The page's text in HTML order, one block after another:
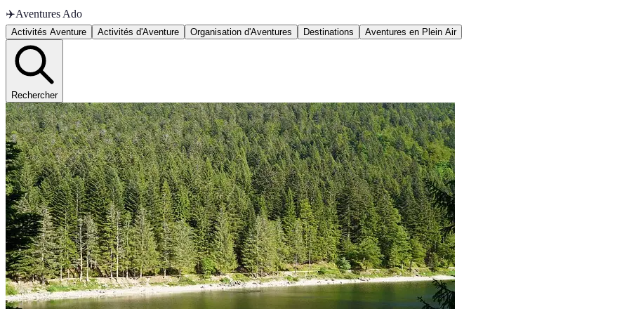
✈️Aventures Ado
Activités Aventure Activités d'Aventure Organisation d'Aventures Destinations Aventures en Plein Air
Rechercher